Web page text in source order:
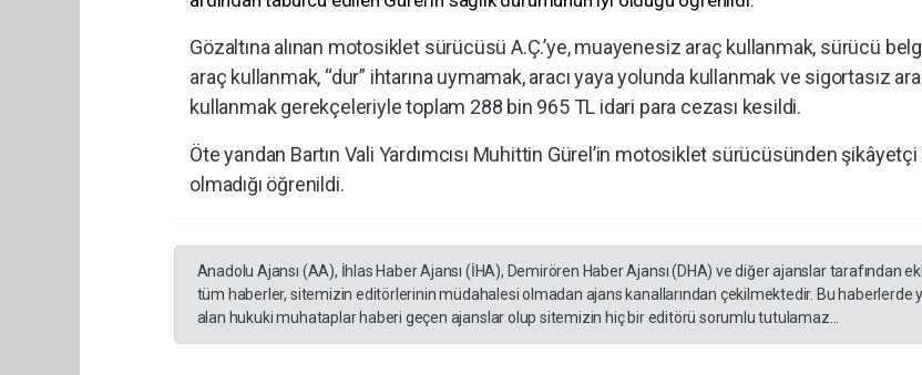
Gözaltına alınan motosiklet sürücüsü A.Ç.’ye, muayenesiz araç kullanmak, sürücü
araç kullanmak, “dur” ihtarına uymamak, aracı yaya yolunda kullanmak ve sigortasız
kullanmak gerekçeleriyle toplam 288 bin 965 TL idari para cezası kesildi.
Öte yandan Bartın Vali Yardımcısı Muhittin Gürel’in motosiklet sürücüsünden şikâyetçi
olmadığı öğrenildi.
Anadolu Ajansı (AA), İhlas Haber Ajansı (İHA), Demirören Haber Ajansı (DHA) ve diğer ajanslar tarafından
tüm haberler, sitemizin editörlerinin müdahalesi olmadan ajans kanallarından çekilmektedir. Bu haberlerde
alan hukuki muhataplar haberi geçen ajanslar olup sitemizin hiç bir editörü sorumlu tutulamaz...